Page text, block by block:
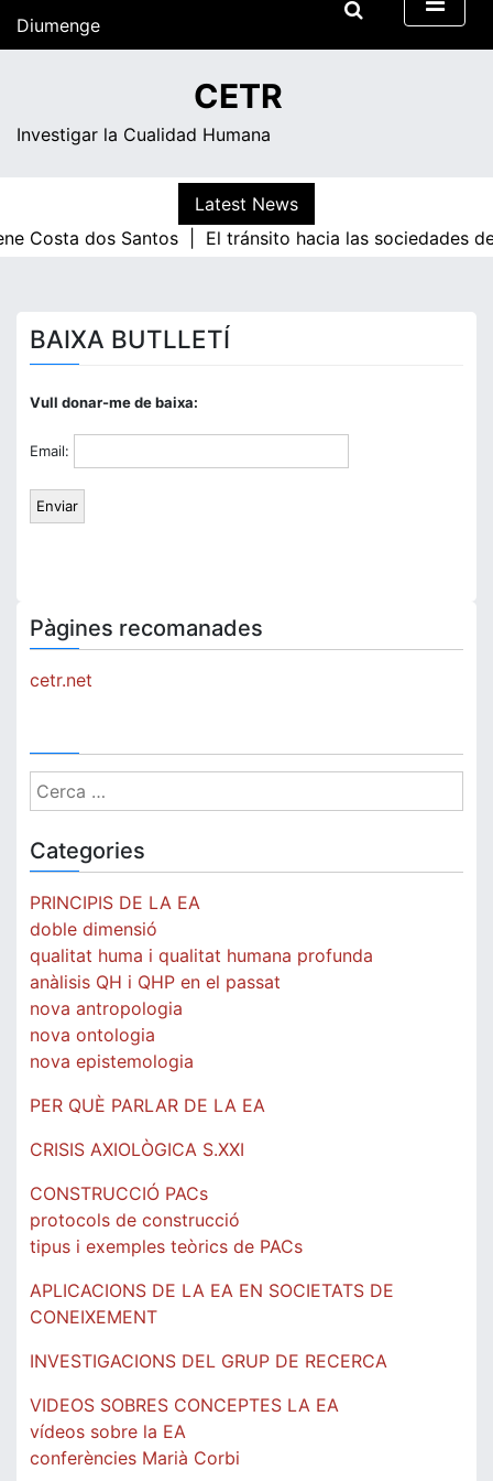
Diumenge
CETR
Investigar la Cualidad Humana
Latest News
Costa dos Santos |
El tránsito hacia las sociedades
BAIXA BUTLLETÍ
Vull donar-me de baixa:
Email:
Pàgines recomanades
cetr.net
Cerca:
Categories
PRINCIPIS DE LA EA
doble dimensió
qualitat huma i qualitat humana profunda
anàlisis QH i QHP en el passat
nova antropologia
nova ontologia
nova epistemologia
PER QUÈ PARLAR DE LA EA
CRISIS AXIOLÒGICA S.XXI
CONSTRUCCIÓ PACs
protocols de construcció
tipus i exemples teòrics de PACs
APLICACIONS DE LA EA EN SOCIETATS DE
CONEIXEMENT
INVESTIGACIONS DEL GRUP DE RECERCA
VIDEOS SOBRES CONCEPTES LA EA
vídeos sobre la EA
conferències Marià Corbi